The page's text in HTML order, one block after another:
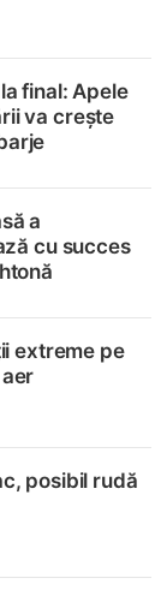
final: Apele
va crește
a
cu succes
extreme pe
posibil rudă